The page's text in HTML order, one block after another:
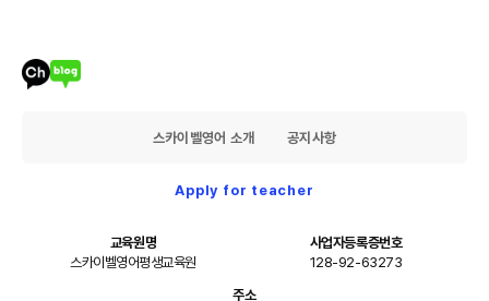
스카이벨영어 소개 공지사항
Apply for teacher
교육원명
스카이벨영어평생교육원
사업자등록증번호
128-92-63273
주소